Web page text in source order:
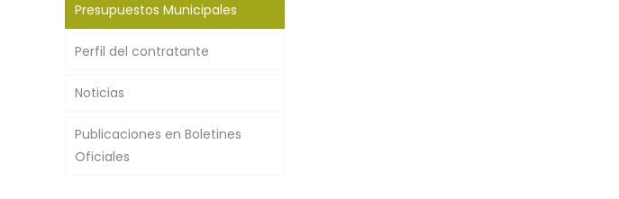
Presupuestos Municipales
Perfil del contratante
Noticias
Publicaciones en Boletines
Oficiales